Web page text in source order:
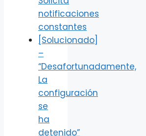
notificaciones
constantes
[Solucionado]
–
“Desafortunadamente,
La
configuración
se
ha
detenido”